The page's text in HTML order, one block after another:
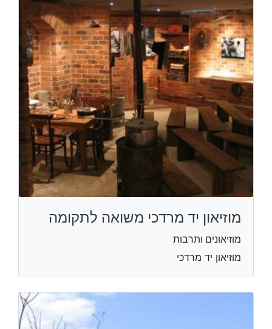
מוזיאון יד מרדכי משואה לתקומה
מוזיאונים ותרבות
מוזיאון יד מרדכי